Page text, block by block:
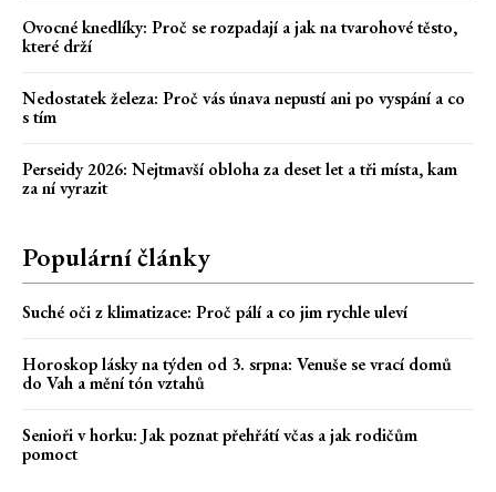
Ovocné knedlíky: Proč se rozpadají a jak na tvarohové těsto,
které drží
Nedostatek železa: Proč vás únava nepustí ani po vyspání a co
s tím
Perseidy 2026: Nejtmavší obloha za deset let a tři místa, kam
za ní vyrazit
Populární články
Suché oči z klimatizace: Proč pálí a co jim rychle uleví
Horoskop lásky na týden od 3. srpna: Venuše se vrací domů
do Vah a mění tón vztahů
Senioři v horku: Jak poznat přehřátí včas a jak rodičům
pomoct